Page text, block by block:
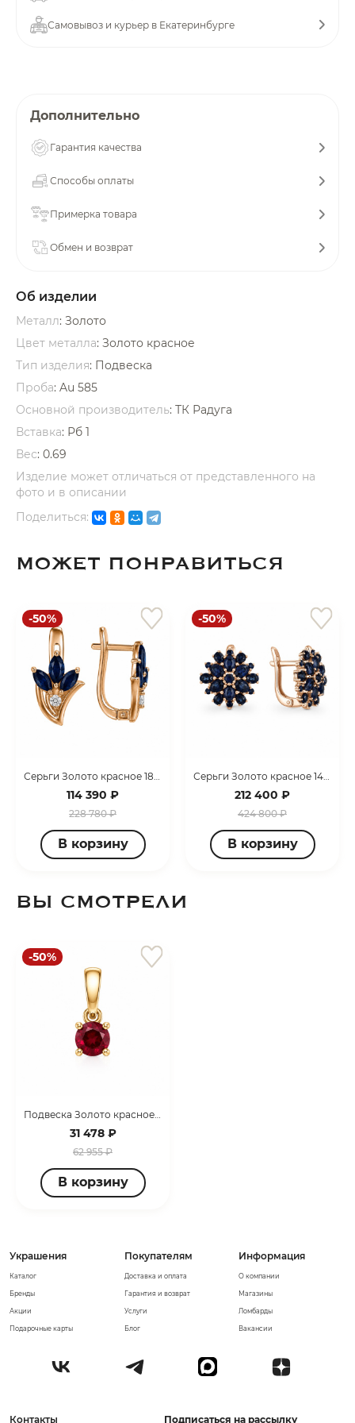
Самовывоз и курьер в Екатеринбурге
Дополнительно
Гарантия качества
Способы оплаты
Примерка товара
Обмен и возврат
Об изделии
Металл: Золото
Цвет металла: Золото красное
Тип изделия: Подвеска
Проба: Au 585
Основной производитель: ТК Радуга
Вставка: Рб 1
Вес: 0.69
Изделие может отличаться от представленного на
фото и в описании
Поделиться:
МОЖЕТ ПОНРАВИТЬСЯ
-50%
Серьги Золото красное 181Е0412 КС
114 390 ₽
228 780 ₽
В корзину
-50%
Серьги Золото красное 145Е0061 КС
212 400 ₽
424 800 ₽
В корзину
ВЫ СМОТРЕЛИ
-50%
Подвеска Золото красное С 555022 КР
31 478 ₽
62 955 ₽
В корзину
Информация
О компании
Магазины
Ломбарды
Вакансии
Украшения
Каталог
Бренды
Акции
Подарочные карты
Покупателям
Доставка и оплата
Гарантия и возврат
Услуги
Блог
Контакты Подписаться на рассылку
об оплате Плайтом
недели
раз в 2 недели
8 800 302-02-51